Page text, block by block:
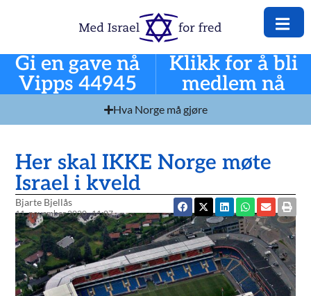
Gi en gave nå
Vipps 44945
Klikk for å bli
medlem nå
Hva Norge må gjøre
Her skal IKKE Norge møte
Israel i kveld
Bjarte Bjellås
11. november 2020 11:07